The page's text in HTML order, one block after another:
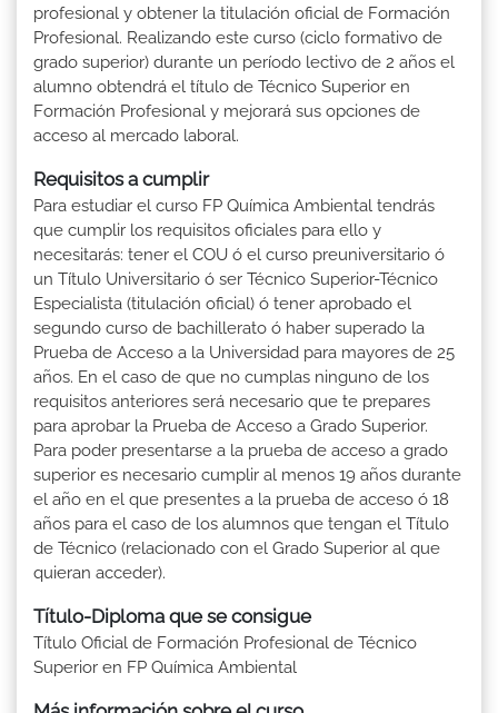
profesional y obtener la titulación oficial de Formación
Profesional. Realizando este curso (ciclo formativo de
grado superior) durante un período lectivo de 2 años el
alumno obtendrá el título de Técnico Superior en
Formación Profesional y mejorará sus opciones de
acceso al mercado laboral.
Requisitos a cumplir
Para estudiar el curso FP Química Ambiental tendrás
que cumplir los requisitos oficiales para ello y
necesitarás: tener el COU ó el curso preuniversitario ó
un Título Universitario ó ser Técnico Superior-Técnico
Especialista (titulación oficial) ó tener aprobado el
segundo curso de bachillerato ó haber superado la
Prueba de Acceso a la Universidad para mayores de 25
años. En el caso de que no cumplas ninguno de los
requisitos anteriores será necesario que te prepares
para aprobar la Prueba de Acceso a Grado Superior.
Para poder presentarse a la prueba de acceso a grado
superior es necesario cumplir al menos 19 años durante
el año en el que presentes a la prueba de acceso ó 18
años para el caso de los alumnos que tengan el Título
de Técnico (relacionado con el Grado Superior al que
quieran acceder).
Título-Diploma que se consigue
Título Oficial de Formación Profesional de Técnico
Superior en FP Química Ambiental